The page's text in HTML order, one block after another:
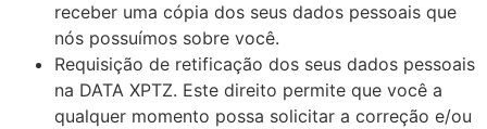
receber uma cópia dos seus dados pessoais que
nós possuímos sobre você.
Requisição de retificação dos seus dados pessoais
na DATA XPTZ. Este direito permite que você a
qualquer momento possa solicitar a correção e/ou